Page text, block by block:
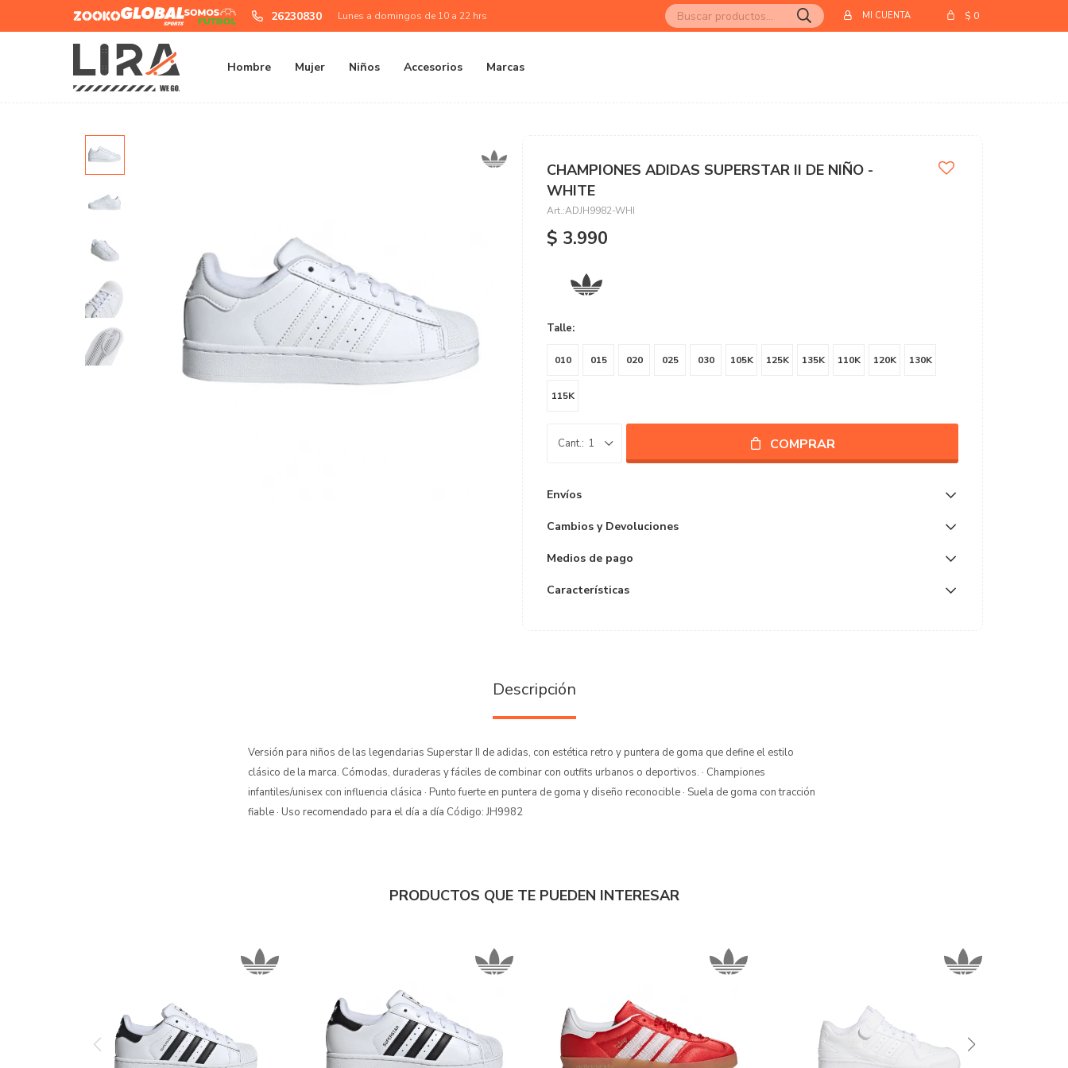
Hombre Mujer Niños Accesorios Marcas
$ 0
Futbol
26230830 Lunes a domingos de 10 a 22 hrs
CHAMPIONES ADIDAS SUPERSTAR II DE NIÑO -
WHITE
ADJH9982-WHI
$ 3.990
Talle:
010 015 020 025 030 105K 125K 135K 110K 120K 130K
115K
1 COMPRAR
Envíos
Cambios y Devoluciones
Medios de pago
Características
Descripción
Versión para niños de las legendarias Superstar II de adidas, con estética retro y puntera de goma que define el estilo
clásico de la marca. Cómodas, duraderas y fáciles de combinar con outfits urbanos o deportivos. · Championes
infantiles/unisex con influencia clásica · Punto fuerte en puntera de goma y diseño reconocible · Suela de goma con tracción
fiable · Uso recomendado para el día a día Código: JH9982
PRODUCTOS QUE TE PUEDEN INTERESAR